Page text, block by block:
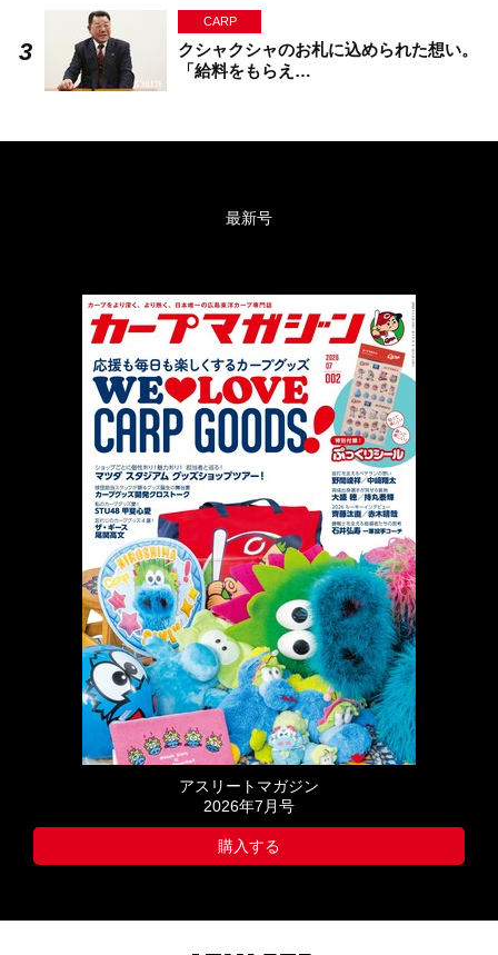
CARP
クシャクシャのお札に込められた想い。
「給料をもらえ…
最新号
アスリートマガジン
2026年7月号
購入する